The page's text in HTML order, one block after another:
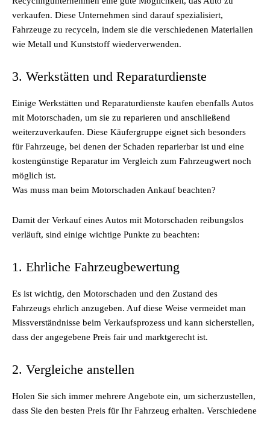
verkaufen. Diese Unternehmen sind darauf spezialisiert,
Fahrzeuge zu recyceln, indem sie die verschiedenen Materialien
wie Metall und Kunststoff wiederverwenden.
3. Werkstätten und Reparaturdienste
Einige Werkstätten und Reparaturdienste kaufen ebenfalls Autos
mit Motorschaden, um sie zu reparieren und anschließend
weiterzuverkaufen. Diese Käufergruppe eignet sich besonders
für Fahrzeuge, bei denen der Schaden reparierbar ist und eine
kostengünstige Reparatur im Vergleich zum Fahrzeugwert noch
möglich ist.
Was muss man beim Motorschaden Ankauf beachten?
Damit der Verkauf eines Autos mit Motorschaden reibungslos
verläuft, sind einige wichtige Punkte zu beachten:
1. Ehrliche Fahrzeugbewertung
Es ist wichtig, den Motorschaden und den Zustand des
Fahrzeugs ehrlich anzugeben. Auf diese Weise vermeidet man
Missverständnisse beim Verkaufsprozess und kann sicherstellen,
dass der angegebene Preis fair und marktgerecht ist.
2. Vergleiche anstellen
Holen Sie sich immer mehrere Angebote ein, um sicherzustellen,
dass Sie den besten Preis für Ihr Fahrzeug erhalten. Verschiedene